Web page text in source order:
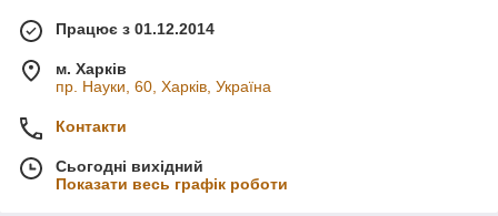
Працює з 01.12.2014
м. Харків
пр. Науки, 60, Харків, Україна
Контакти
Сьогодні вихідний
Показати весь графік роботи